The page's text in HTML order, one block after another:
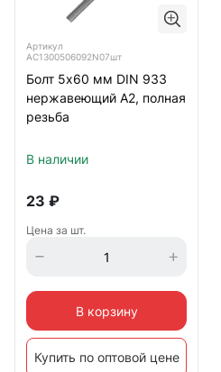
Артикул
АС1300506092N07шт
Болт 5х60 мм DIN 933
нержавеющий А2, полная
резьба
В наличии
23 ₽
Цена за шт.
В корзину
Купить по оптовой цене